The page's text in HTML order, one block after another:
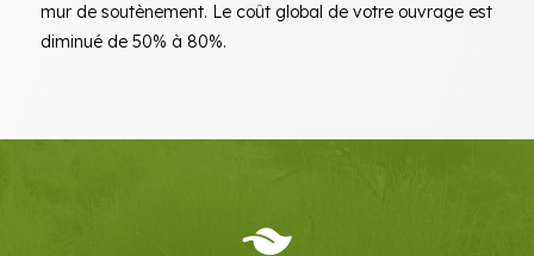
mur de soutènement. Le coût global de votre ouvrage est
diminué de 50% à 80%.